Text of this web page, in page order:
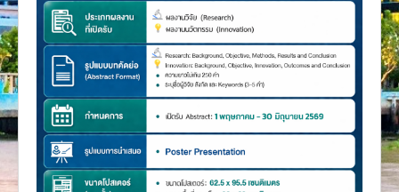
คำถาม/ร้องเรียน